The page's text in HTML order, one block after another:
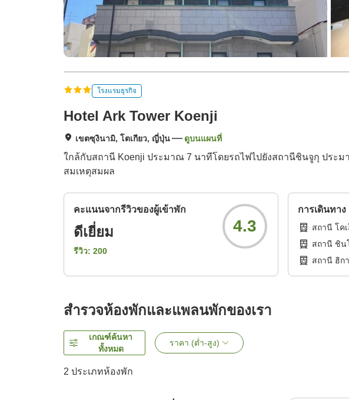
โรงแรมธุรกิจ
Hotel Ark Tower Koenji
เขตซุงินามิ, โตเกียว, ญี่ปุ่น ดูบนแผนที่
ใกล้กับสถานี Koenji ประมาณ 7 นาทีโดยรถไฟไปยังสถานีชินจูกุ ประม
สมเหตุสมผล
คะแนนจากรีวิวของผู้เข้าพัก
ดีเยี่ยม
รีวิว: 200
4.3
การเดินทาง
สถานี โค
สถานี ชิน
สถานี ฮิก
สำรวจห้องพักและแพลนพักของเรา
เกณฑ์ค้นหา
ทั้งหมด
ราคา (ต่ำ-สูง)
2 ประเภทห้องพัก